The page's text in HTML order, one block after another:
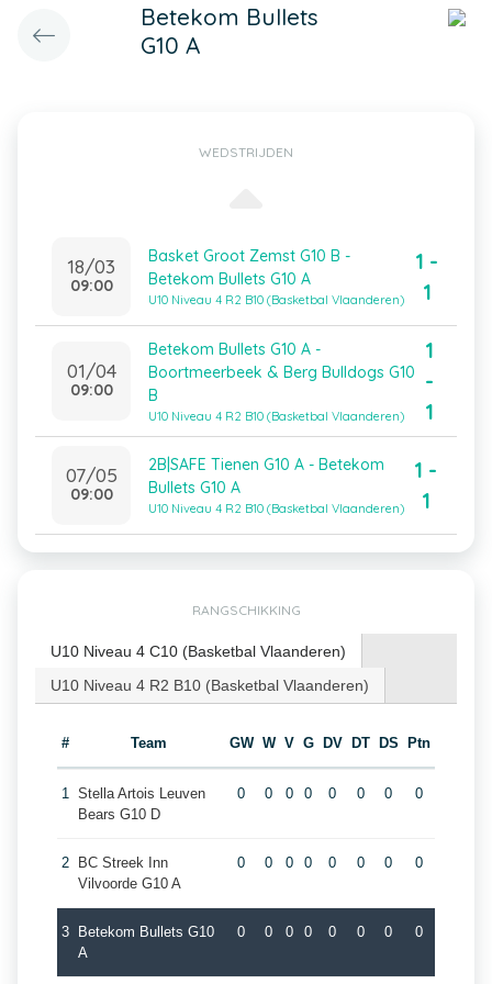
Betekom Bullets
G10 A
WEDSTRIJDEN
18/03
09:00
Basket Groot Zemst G10 B -
Betekom Bullets G10 A
U10 Niveau 4 R2 B10 (Basketbal Vlaanderen)
1 -
1
01/04
09:00
Betekom Bullets G10 A -
Boortmeerbeek & Berg Bulldogs G10
B
U10 Niveau 4 R2 B10 (Basketbal Vlaanderen)
1
-
1
07/05
09:00
2B|SAFE Tienen G10 A - Betekom
Bullets G10 A
U10 Niveau 4 R2 B10 (Basketbal Vlaanderen)
1 -
1
RANGSCHIKKING
U10 Niveau 4 C10 (Basketbal Vlaanderen)
U10 Niveau 4 R2 B10 (Basketbal Vlaanderen)
# Team GW W V G DV DT DS Ptn
1 Stella Artois Leuven
Bears G10 D
0 0 0 0 0 0 0 0
2
BC Streek Inn
Vilvoorde G10 A
0 0 0 0 0 0 0 0
3
Betekom Bullets G10
A
0 0 0 0 0 0 0 0